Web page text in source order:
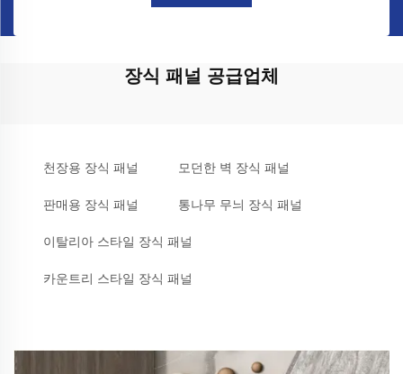
장식 패널 공급업체
천장용 장식 패널 모던한 벽 장식 패널
판매용 장식 패널 통나무 무늬 장식 패널
이탈리아 스타일 장식 패널
카운트리 스타일 장식 패널